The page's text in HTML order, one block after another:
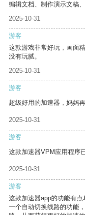
编辑文档、制作演示文稿
2025-10-31
游客
这款游戏非常好玩，画面
没有玩腻。
2025-10-31
游客
超级好用的加速器，妈妈
2025-10-31
游客
这款加速器VPM应用程序
2025-10-31
游客
这款加速器app的功能有
一个自动切换线路的功能